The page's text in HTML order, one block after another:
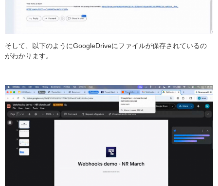
そして、以下のようにGoogleDriveにファイルが保存されているの
がわかります。